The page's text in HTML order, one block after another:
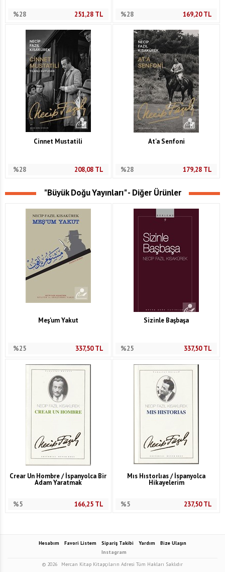
%28 251,28TL %28 169,20TL
Cinnet Mustatili
%28 208,08TL
At'a Senfoni
%28 179,28 TL
"Büyük Doğu Yayınları" - Diğer Ürünler
Meş'um Yakut
%25 337,50TL
Sizinle Başbaşa
%25 337,50TL
Crear Un Hombre / İspanyolca Bir
Adam Yaratmak
%5 166,25TL
Mıs Hıstorlıas / İspanyolca
Hikayelerim
%5 237,50TL
Hesabım Favori Listem Sipariş Takibi Yardım
Bize Ulaşın
Instagram
© 2026
Mercan Kitap Kitapçıların Adresi Tüm Hakları Saklıdır